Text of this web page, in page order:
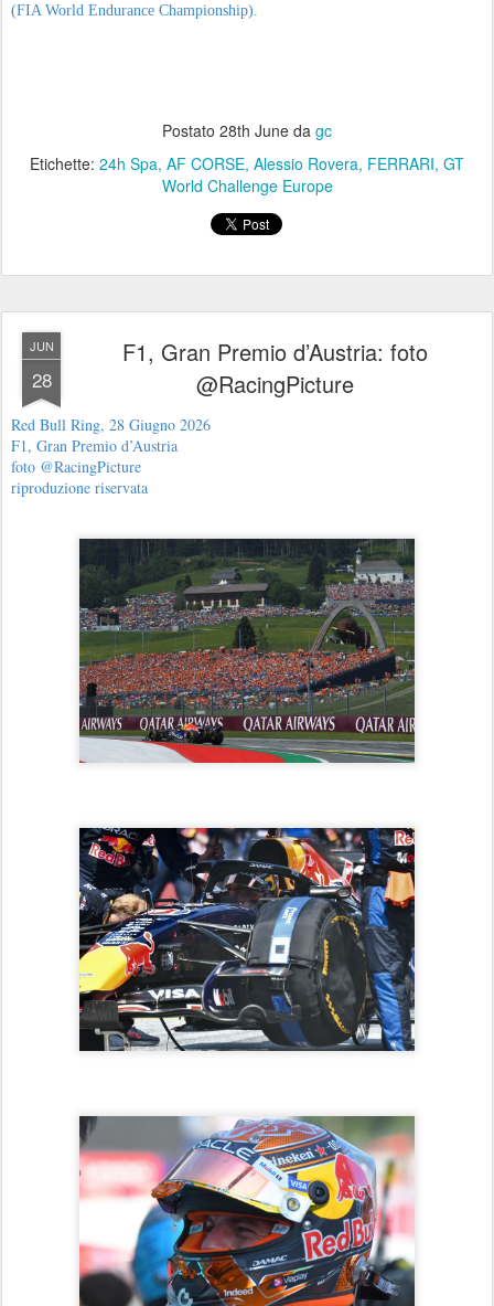
(FIA World Endurance Championship).
Postato 28th June da gc
Etichette: 24h Spa AF CORSE Alessio Rovera FERRARI GT
World Challenge Europe
JUN
28
F1, Gran Premio d’Austria: foto
@RacingPicture
Red Bull Ring, 28 Giugno 2026
F1, Gran Premio d’Austria
foto @RacingPicture
riproduzione riservata